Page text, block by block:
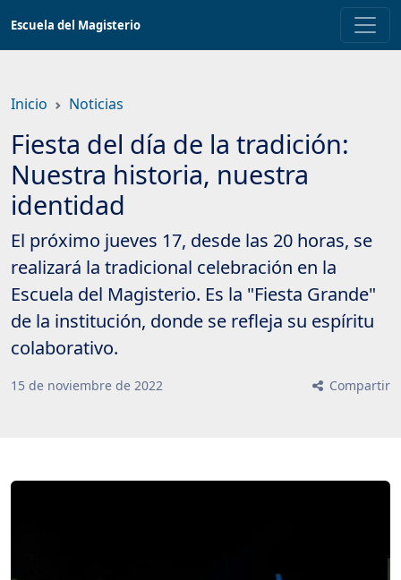
contenido
Escuela del Magisterio
Inicio Noticias
Fiesta del día de la tradición:
Nuestra historia, nuestra
identidad
El próximo jueves 17, desde las 20 horas, se
realizará la tradicional celebración en la
Escuela del Magisterio. Es la "Fiesta Grande"
de la institución, donde se refleja su espíritu
colaborativo.
15 de noviembre de 2022 Compartir